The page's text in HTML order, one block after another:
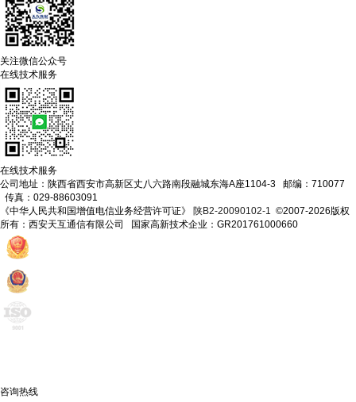
关注微信公众号
在线技术服务
在线技术服务
公司地址：陕西省西安市高新区丈八六路南段融城东海A座1104-3 邮编：710077
传真：029-88603091
《中华人民共和国增值电信业务经营许可证》 陕B2-20090102-1 ©2007-2026版权
所有：西安天互通信有限公司 国家高新技术企业：GR201761000660
咨询热线